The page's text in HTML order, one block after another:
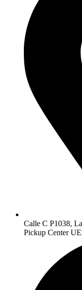
Calle C P1038,
Pickup Center